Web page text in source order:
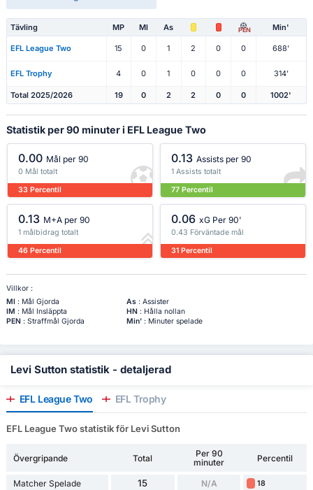
Tävling MP Ml As PEN Min'
EFL League Two 15 0 1 2 0 0 688'
EFL Trophy 4 0 1 0 0 0 314'
Total 2025/2026 19 0 2 2 0 0 1002'
Statistik per 90 minuter i EFL League Two
0.00 Mål per 90
0 Mål totalt
33 Percentil
0.13 Assists per 90
1 Assists totalt
77 Percentil
0.13 M+A per 90
1 målbidrag totalt
46 Percentil
0.06 xG Per 90'
0.43 Förväntade mål
31 Percentil
Villkor :
Ml : Mål Gjorda As: Assister
IM : Mål Insläppta HN: Hålla nollan
PEN: Straffmål Gjorda Min': Minuter spelade
Levi Sutton statistik - detaljerad
EFL League Two EFL Trophy
EFL League Two statistik för Levi Sutton
Övergripande Total
Per 90
minuter
Percentil
Matcher Spelade 15 N/A 18